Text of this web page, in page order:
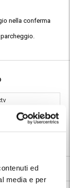
ed
media e per
nella conferma